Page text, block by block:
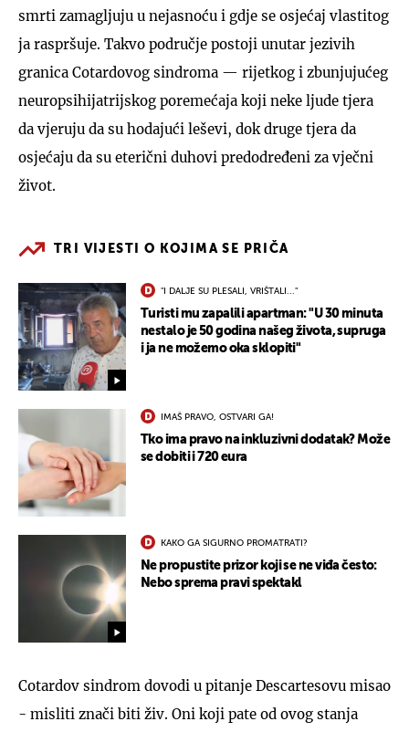
smrti zamagljuju u nejasnoću i gdje se osjećaj vlastitog
ja raspršuje. Takvo područje postoji unutar jezivih
granica Cotardovog sindroma — rijetkog i zbunjujućeg
neuropsihijatrijskog poremećaja koji neke ljude tjera
da vjeruju da su hodajući leševi, dok druge tjera da
osjećaju da su eterični duhovi predodređeni za vječni
život.
TRI VIJESTI O KOJIMA SE PRIČA
"I DALJE SU PLESALI, VRIŠTALI..."
Turisti mu zapalili apartman: "U 30 minuta
nestalo je 50 godina našeg života, supruga
i ja ne možemo oka sklopiti"
IMAŠ PRAVO, OSTVARI GA!
Tko ima pravo na inkluzivni dodatak? Može
se dobiti i 720 eura
KAKO GA SIGURNO PROMATRATI?
Ne propustite prizor koji se ne viđa često:
Nebo sprema pravi spektakl
Cotardov sindrom dovodi u pitanje Descartesovu misao
- misliti znači biti živ. Oni koji pate od ovog stanja